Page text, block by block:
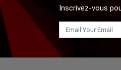
Inscrivez-vous